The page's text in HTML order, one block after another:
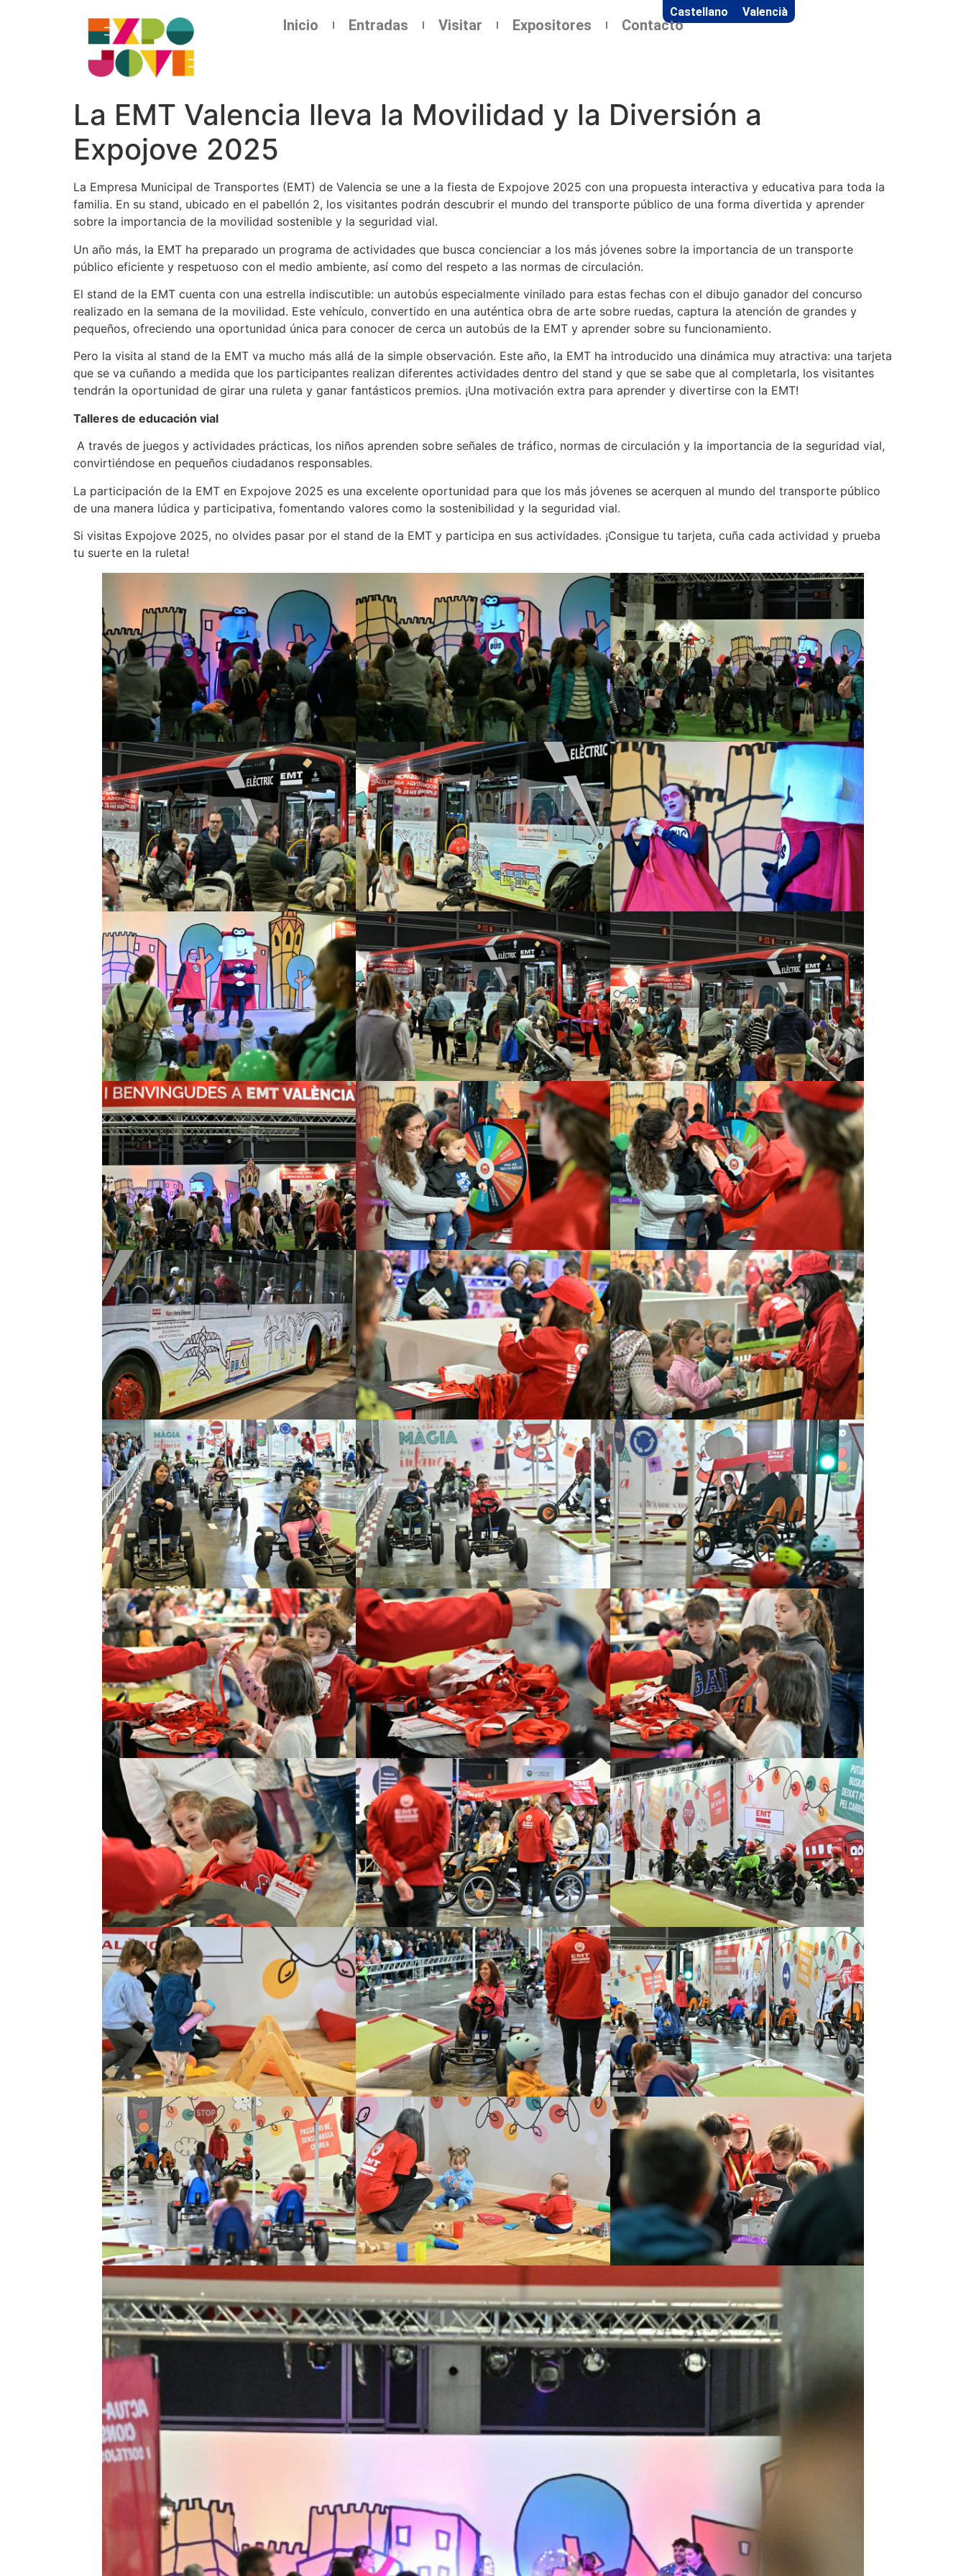
Castellano Valencià
Inicio Entradas Visitar Expositores Contacto
La EMT Valencia lleva la Movilidad y la Diversión a
Expojove 2025
La Empresa Municipal de Transportes (EMT) de Valencia se une a la fiesta de Expojove 2025 con una propuesta interactiva y educativa para toda la
familia. En su stand, ubicado en el pabellón 2, los visitantes podrán descubrir el mundo del transporte público de una forma divertida y aprender
sobre la importancia de la movilidad sostenible y la seguridad vial.
Un año más, la EMT ha preparado un programa de actividades que busca concienciar a los más jóvenes sobre la importancia de un transporte
público eficiente y respetuoso con el medio ambiente, así como del respeto a las normas de circulación.
El stand de la EMT cuenta con una estrella indiscutible: un autobús especialmente vinilado para estas fechas con el dibujo ganador del concurso
realizado en la semana de la movilidad. Este vehículo, convertido en una auténtica obra de arte sobre ruedas, captura la atención de grandes y
pequeños, ofreciendo una oportunidad única para conocer de cerca un autobús de la EMT y aprender sobre su funcionamiento.
Pero la visita al stand de la EMT va mucho más allá de la simple observación. Este año, la EMT ha introducido una dinámica muy atractiva: una tarjeta
que se va cuñando a medida que los participantes realizan diferentes actividades dentro del stand y que se sabe que al completarla, los visitantes
tendrán la oportunidad de girar una ruleta y ganar fantásticos premios. ¡Una motivación extra para aprender y divertirse con la EMT!
Talleres de educación vial
A través de juegos y actividades prácticas, los niños aprenden sobre señales de tráfico, normas de circulación y la importancia de la seguridad vial,
convirtiéndose en pequeños ciudadanos responsables.
La participación de la EMT en Expojove 2025 es una excelente oportunidad para que los más jóvenes se acerquen al mundo del transporte público
de una manera lúdica y participativa, fomentando valores como la sostenibilidad y la seguridad vial.
Si visitas Expojove 2025, no olvides pasar por el stand de la EMT y participa en sus actividades. ¡Consigue tu tarjeta, cuña cada actividad y prueba
tu suerte en la ruleta!